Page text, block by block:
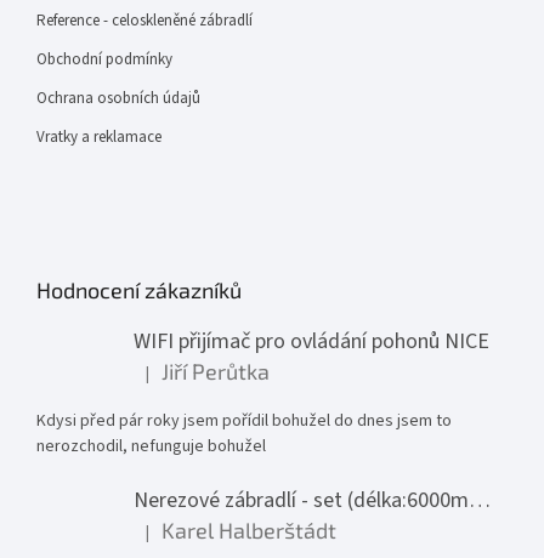
Reference - celoskleněné zábradlí
Obchodní podmínky
Ochrana osobních údajů
Vratky a reklamace
Hodnocení zákazníků
WIFI přijímač pro ovládání pohonů NICE
Hodnocení produktu je 1 z 5 hvězdiček.
| Jiří Perůtka
Kdysi před pár roky jsem pořídil bohužel do dnes jsem to
nerozchodil, nefunguje bohužel
Nerezové zábradlí - set (délka:6000mm x výška:1000mm)
Hodnocení produktu je 5 z 5 hvězdiček.
| Karel Halberštádt